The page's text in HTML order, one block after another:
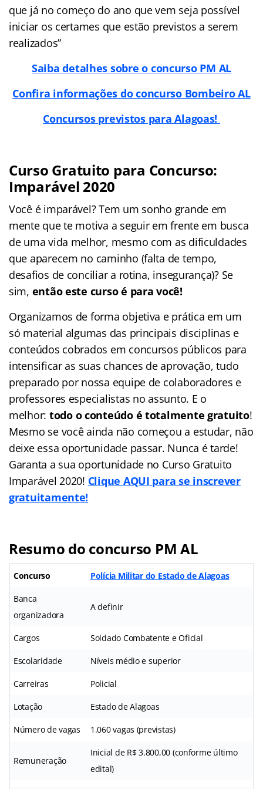
que já no começo do ano que vem seja possível
iniciar os certames que estão previstos a serem
realizados”
Saiba detalhes sobre o concurso PM AL
Confira informações do concurso Bombeiro AL
Concursos previstos para Alagoas!
Curso Gratuito para Concurso:
Imparável 2020
Você é imparável? Tem um sonho grande em
mente que te motiva a seguir em frente em busca
de uma vida melhor, mesmo com as dificuldades
que aparecem no caminho (falta de tempo,
desafios de conciliar a rotina, insegurança)? Se
sim, então este curso é para você!
Organizamos de forma objetiva e prática em um
só material algumas das principais disciplinas e
conteúdos cobrados em concursos públicos para
intensificar as suas chances de aprovação, tudo
preparado por nossa equipe de colaboradores e
professores especialistas no assunto. E o
melhor: todo o conteúdo é totalmente gratuito!
Mesmo se você ainda não começou a estudar, não
deixe essa oportunidade passar. Nunca é tarde!
Garanta a sua oportunidade no Curso Gratuito
Imparável 2020! Clique AQUI para se inscrever
gratuitamente!
Resumo do concurso PM AL
Concurso Polícia Militar do Estado de Alagoas
Banca
organizadora
A definir
Cargos Soldado Combatente e Oficial
Escolaridade Níveis médio e superior
Carreiras Policial
Lotação Estado de Alagoas
Número de vagas 1.060 vagas (previstas)
Remuneração
Inicial de R$ 3.800,00 (conforme último
edital)